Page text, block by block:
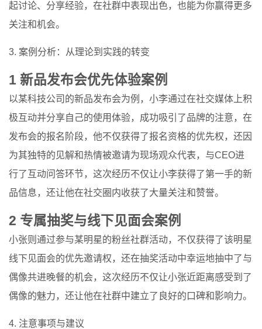
起讨论、分享经验，在社群中表现出色，也能为你赢得更多
关注和机会。
3. 案例分析：从理论到实践的转变
1 新品发布会优先体验案例
以某科技公司的新品发布会为例，小李通过在社交媒体上积
极互动并分享自己的使用体验，成功吸引了品牌的注意，在
发布会的报名阶段，他不仅获得了报名资格的优先权，还因
为其独特的见解和热情被邀请为现场观众代表，与CEO进
行了互动问答环节，这次经历不仅让小李获得了第一手的新
品信息，还让他在社交圈内收获了大量关注和赞誉。
2 专属抽奖与线下见面会案例
小张则通过参与某明星的粉丝社群活动，不仅获得了该明星
线下见面会的优先邀请权，还在抽奖活动中幸运地抽中了与
偶像共进晚餐的机会，这次经历不仅让小张近距离感受到了
偶像的魅力，还让他在社群中建立了良好的口碑和影响力。
4. 注意事项与建议